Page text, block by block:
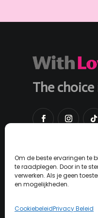
Om de beste ervaringen te
te raadplegen. Door in te
verwerken. Als je geen
en mogelijkheden.
CookiebeleidPrivacy Beleid
The
Algemene